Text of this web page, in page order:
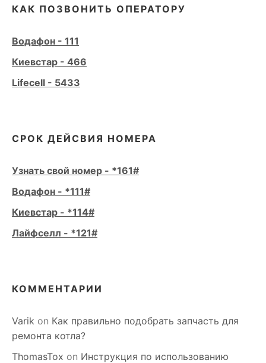
КАК ПОЗВОНИТЬ ОПЕРАТОРУ
Водафон - 111
Киевстар - 466
Lifecell - 5433
СРОК ДЕЙСВИЯ НОМЕРА
Узнать свой номер - *161#
Водафон - *111#
Киевстар - *114#
Лайфселл - *121#
КОММЕНТАРИИ
Varik on Как правильно подобрать запчасть для
ремонта котла?
ThomasTox on Инструкция по использованию